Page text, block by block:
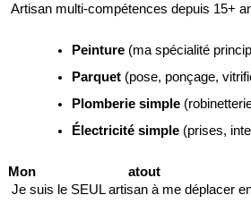
Artisan multi-compétences depuis 15+
Peinture (ma spécialité
Parquet (pose, ponçage,
Plomberie simple
Électricité simple (prises,
Mon atout
Je suis le SEUL artisan à me déplacer